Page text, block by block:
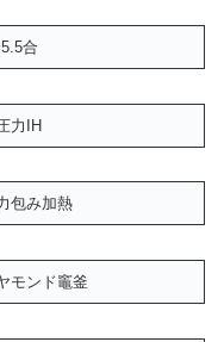
合
力IH
包み加熱
モンド竈釜